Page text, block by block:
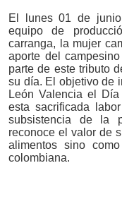
El lunes 01 de
equipo de
carranga, la mujer
aporte del
parte de este tributo
su día. El objetivo de
León Valencia el
esta sacrificada
subsistencia de la
reconoce el valor de
alimentos sino
colombiana.